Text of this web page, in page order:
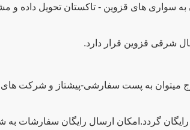
سواری های قزوین - تاکستان تحویل داده و
میتوان به پست سفارشی-پیشتاز و شرکت
گردد.امکان ارسال رایگان سفارشات به